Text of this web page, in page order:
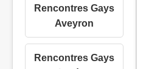
Rencontres Gays
Aveyron
Rencontres Gays